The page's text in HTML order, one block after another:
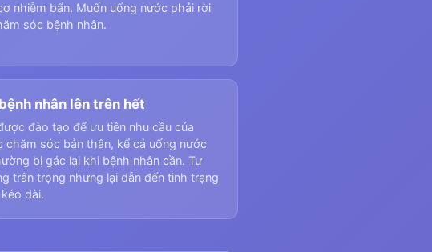
nhiễm bẩn. Muốn uống nước phải rời
sóc bệnh nhân.
nhân lên trên hết
đào tạo để ưu tiên nhu cầu của
chăm sóc bản thân, kể cả uống nước
bị gác lại khi bệnh nhân cần. Tư
trân trọng nhưng lại dẫn đến tình trạng
dài.